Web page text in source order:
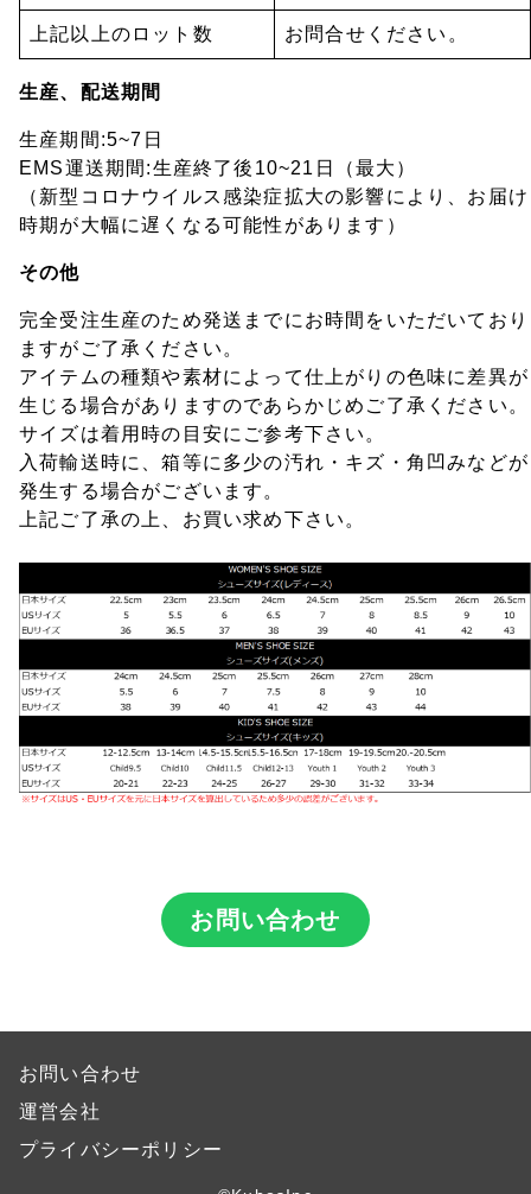
上記以上のロット数 お問合せください。
生産、配送期間
生産期間:5~7日
EMS運送期間:生産終了後10~21日（最大）
（新型コロナウイルス感染症拡大の影響により、お届け
時期が大幅に遅くなる可能性があります）
その他
完全受注生産のため発送までにお時間をいただいており
ますがご了承ください。
アイテムの種類や素材によって仕上がりの色味に差異が
生じる場合がありますのであらかじめご了承ください。
サイズは着用時の目安にご参考下さい。
入荷輸送時に、箱等に多少の汚れ・キズ・角凹みなどが
発生する場合がございます。
上記ご了承の上、お買い求め下さい。
お問い合わせ
お問い合わせ
運営会社
プライバシーポリシー